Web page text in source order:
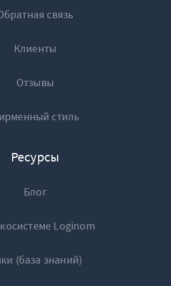
связь
Клиенты
Отзывы
стиль
Ресурсы
Блог
Loginom
(база знаний)